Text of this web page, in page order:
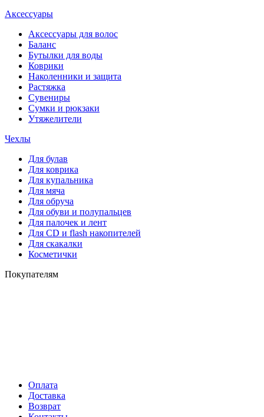
Аксессуары
Аксессуары для волос
Баланс
Бутылки для воды
Коврики
Наколенники и защита
Растяжка
Сувениры
Сумки и рюкзаки
Утяжелители
Чехлы
Для булав
Для коврика
Для купальника
Для мяча
Для обруча
Для обуви и полупальцев
Для палочек и лент
Для СD и flash накопителей
Для скакалки
Косметички
Покупателям
Оплата
Доставка
Возврат